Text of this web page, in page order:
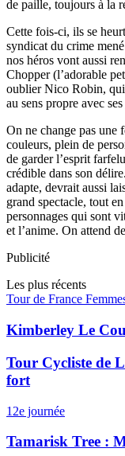
de paille, toujours à la
Cette fois-ci, ils se
syndicat du crime
nos héros vont aussi
Chopper (l’adorable
oublier Nico Robin, qui
au sens propre avec
On ne change pas
couleurs, plein de
de garder l’esprit
crédible dans son
adapte, devrait aussi
grand spectacle, tout
personnages qui sont
et l’anime. On attend
Publicité
Les plus récents
Tour de France
Kimberley Le
Tour Cycliste de
fort
12e journée
Tamarisk Tree :